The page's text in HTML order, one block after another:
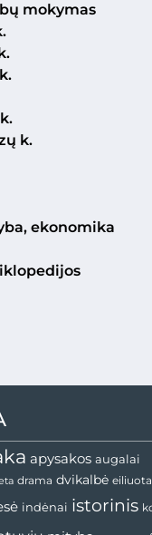
mokymas
k.
ekonomika
apysakos augalai
drama dvikalbė eiliuota
indėnai istorinis